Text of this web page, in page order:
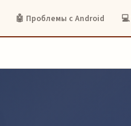
🤖 Проблемы с Android